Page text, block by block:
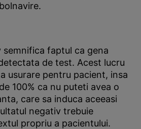
faptul ca gena
de test. Acest lucru
usurare pentru pacient, insa
100% ca nu puteti avea o
care sa induca aceeasi
negativ trebuie
propriu a pacientului.